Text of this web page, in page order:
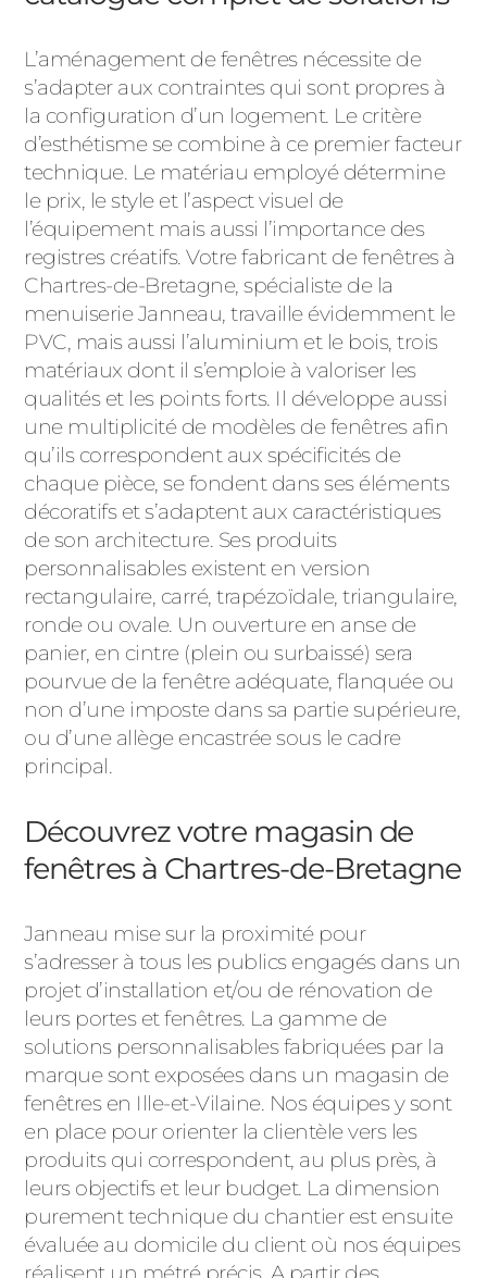
L’aménagement de fenêtres nécessite de
s’adapter aux contraintes qui sont propres à
la configuration d’un logement. Le critère
d’esthétisme se combine à ce premier facteur
technique. Le matériau employé détermine
le prix, le style et l’aspect visuel de
l’équipement mais aussi l’importance des
registres créatifs. Votre fabricant de fenêtres à
Chartres-de-Bretagne, spécialiste de la
menuiserie Janneau, travaille évidemment le
PVC, mais aussi l’aluminium et le bois, trois
matériaux dont il s’emploie à valoriser les
qualités et les points forts. Il développe aussi
une multiplicité de modèles de fenêtres afin
qu’ils correspondent aux spécificités de
chaque pièce, se fondent dans ses éléments
décoratifs et s’adaptent aux caractéristiques
de son architecture. Ses produits
personnalisables existent en version
rectangulaire, carré, trapézoïdale, triangulaire,
ronde ou ovale. Un ouverture en anse de
panier, en cintre (plein ou surbaissé) sera
pourvue de la fenêtre adéquate, flanquée ou
non d’une imposte dans sa partie supérieure,
ou d’une allège encastrée sous le cadre
principal.
Découvrez votre magasin de
fenêtres à Chartres-de-Bretagne
Janneau mise sur la proximité pour
s’adresser à tous les publics engagés dans un
projet d’installation et/ou de rénovation de
leurs portes et fenêtres. La gamme de
solutions personnalisables fabriquées par la
marque sont exposées dans un magasin de
fenêtres en Ille-et-Vilaine. Nos équipes y sont
en place pour orienter la clientèle vers les
produits qui correspondent, au plus près, à
leurs objectifs et leur budget. La dimension
purement technique du chantier est ensuite
évaluée au domicile du client où nos équipes